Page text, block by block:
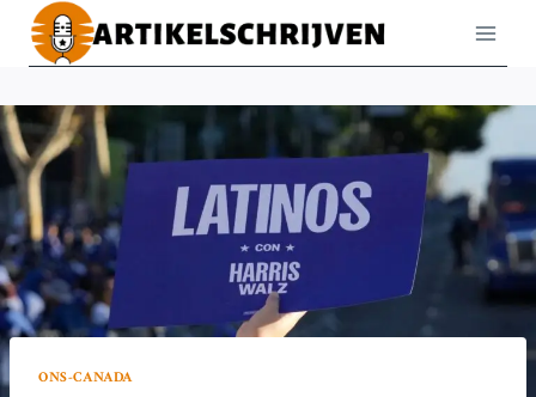
Doorgaan
naar
ONS-CANADA